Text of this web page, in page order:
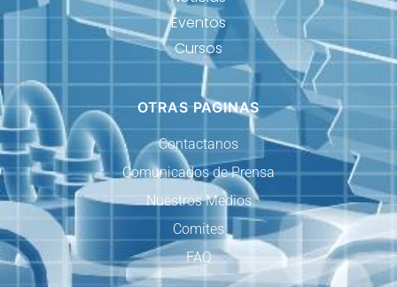
Eventos
Cursos
OTRAS PAGINAS
Contactanos
Comunicados de Prensa
Nuestros Medios
Comites
FAQ